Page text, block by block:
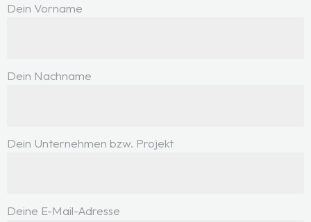
Dein Vorname
Dein Nachname
Dein Unternehmen bzw. Projekt
Deine E-Mail-Adresse